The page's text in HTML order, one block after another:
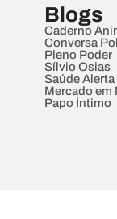
Blogs
Caderno
Conversa
Pleno Poder
Sílvio Osias
Saúde Alerta
Mercado em
Papo Íntimo